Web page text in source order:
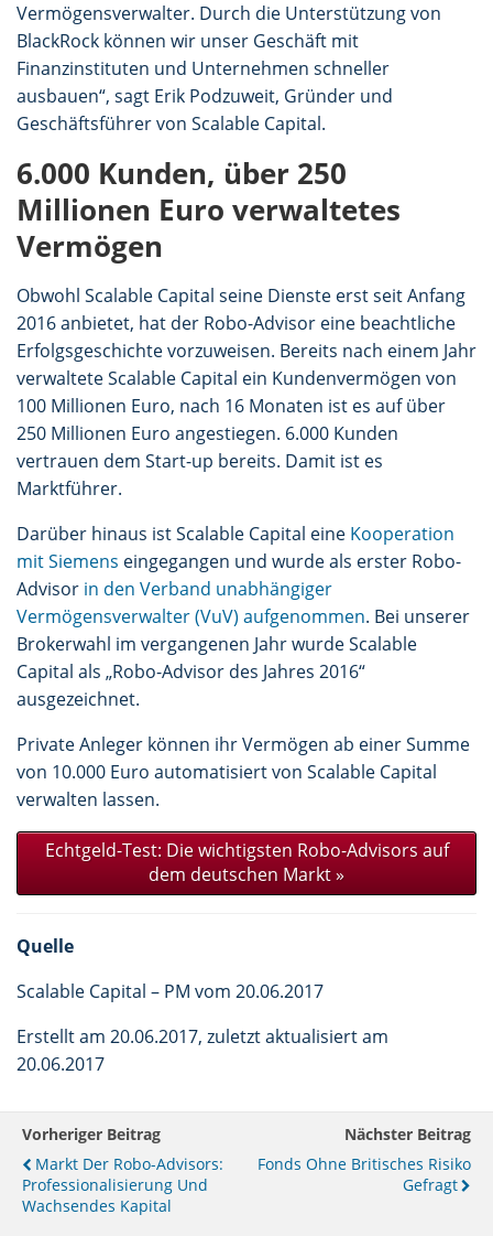
Vermögensverwalter. Durch die Unterstützung von
BlackRock können wir unser Geschäft mit
Finanzinstituten und Unternehmen schneller
ausbauen“, sagt Erik Podzuweit, Gründer und
Geschäftsführer von Scalable Capital.
6.000 Kunden, über 250
Millionen Euro verwaltetes
Vermögen
Obwohl Scalable Capital seine Dienste erst seit Anfang
2016 anbietet, hat der Robo-Advisor eine beachtliche
Erfolgsgeschichte vorzuweisen. Bereits nach einem Jahr
verwaltete Scalable Capital ein Kundenvermögen von
100 Millionen Euro, nach 16 Monaten ist es auf über
250 Millionen Euro angestiegen. 6.000 Kunden
vertrauen dem Start-up bereits. Damit ist es
Marktführer.
Darüber hinaus ist Scalable Capital eine Kooperation
mit Siemens eingegangen und wurde als erster Robo-
Advisor in den Verband unabhängiger
Vermögensverwalter (VuV) aufgenommen. Bei unserer
Brokerwahl im vergangenen Jahr wurde Scalable
Capital als „Robo-Advisor des Jahres 2016“
ausgezeichnet.
Private Anleger können ihr Vermögen ab einer Summe
von 10.000 Euro automatisiert von Scalable Capital
verwalten lassen.
Echtgeld-Test: Die wichtigsten Robo-Advisors auf
dem deutschen Markt »
Quelle
Scalable Capital – PM vom 20.06.2017
Erstellt am 20.06.2017, zuletzt aktualisiert am
20.06.2017
Vorheriger Beitrag
Markt Der Robo-Advisors:
Professionalisierung Und
Wachsendes Kapital
Nächster Beitrag
Fonds Ohne Britisches Risiko
Gefragt